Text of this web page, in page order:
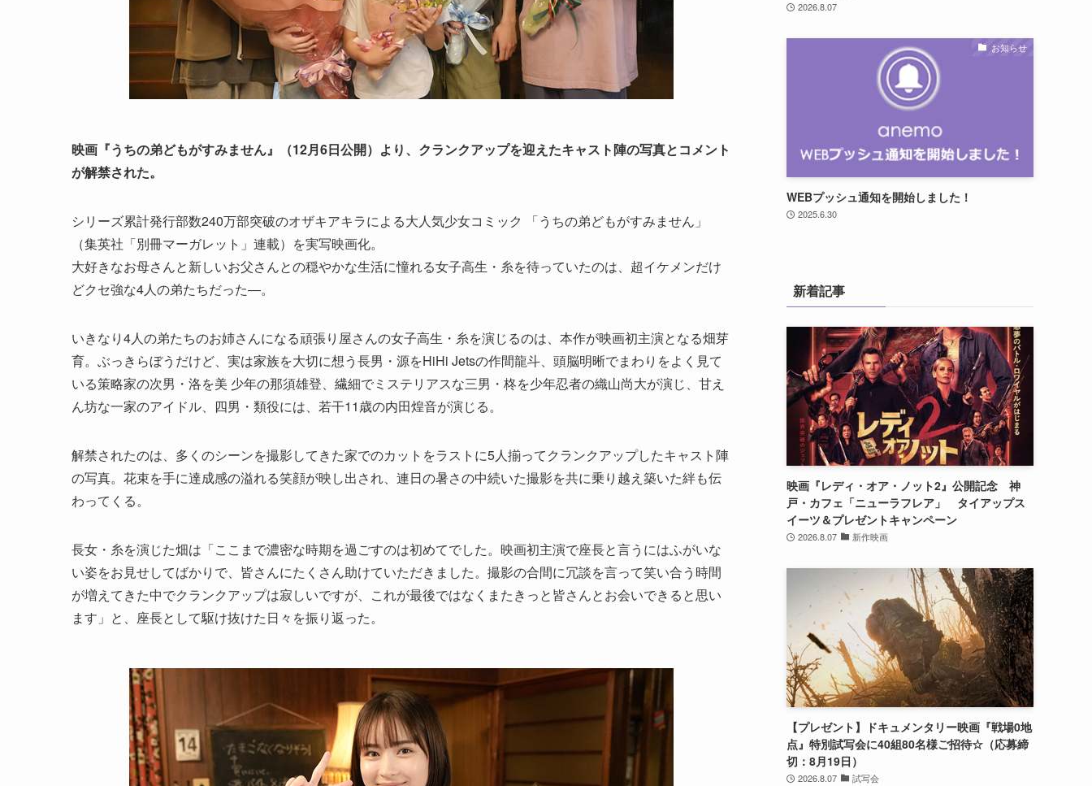
映画『うちの弟どもがすみません』（12月6日公開）より、クランクアップを迎えたキャスト陣の写真とコメント
が解禁された。
シリーズ累計発行部数240万部突破のオザキアキラによる大人気少女コミック 「うちの弟どもがすみません」
（集英社「別冊マーガレット」連載）を実写映画化。
大好きなお母さんと新しいお父さんとの穏やかな生活に憧れる女子高生・糸を待っていたのは、超イケメンだけ
どクセ強な4人の弟たちだった―。
いきなり4人の弟たちのお姉さんになる頑張り屋さんの女子高生・糸を演じるのは、本作が映画初主演となる畑芽
育。ぶっきらぼうだけど、実は家族を大切に想う長男・源をHiHi Jetsの作間龍斗、頭脳明晰でまわりをよく見て
いる策略家の次男・洛を美 少年の那須雄登、繊細でミステリアスな三男・柊を少年忍者の織山尚大が演じ、甘え
ん坊な一家のアイドル、四男・類役には、若干11歳の内田煌音が演じる。
解禁されたのは、多くのシーンを撮影してきた家でのカットをラストに5人揃ってクランクアップしたキャスト陣
の写真。花束を手に達成感の溢れる笑顔が映し出され、連日の暑さの中続いた撮影を共に乗り越え築いた絆も伝
わってくる。
長女・糸を演じた畑は「ここまで濃密な時期を過ごすのは初めてでした。映画初主演で座長と言うにはふがいな
い姿をお見せしてばかりで、皆さんにたくさん助けていただきました。撮影の合間に冗談を言って笑い合う時間
が増えてきた中でクランクアップは寂しいですが、これが最後ではなくまたきっと皆さんとお会いできると思い
ます」と、座長として駆け抜けた日々を振り返った。
2026.8.07
お知らせ
WEBプッシュ通知を開始しました！
2025.6.30
新着記事
映画『レディ・オア・ノット2』公開記念 神
戸・カフェ「ニューラフレア」 タイアップス
イーツ＆プレゼントキャンペーン
2026.8.07 新作映画
【プレゼント】ドキュメンタリー映画『戦場0地
点』特別試写会に40組80名様ご招待☆（応募締
切：8月19日）
2026.8.07 試写会